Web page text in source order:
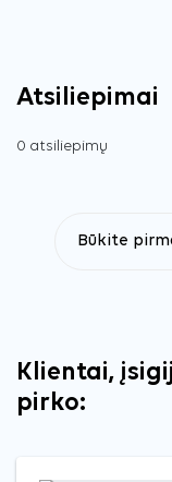
Atsiliepimai
0 atsiliepimų
Būkite
Klientai,
pirko: